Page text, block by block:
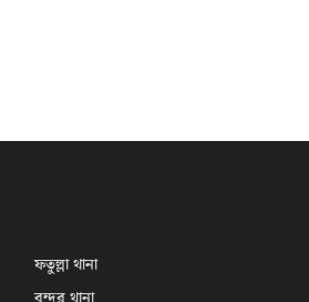
ফতুল্লা থানা